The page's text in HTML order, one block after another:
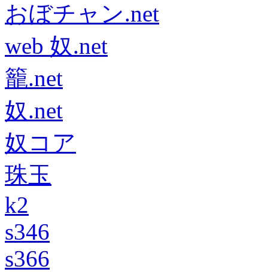
おぼチャン.net
web 奴.net
籠.net
奴.net
奴コア
珠玉
k2
s346
s366